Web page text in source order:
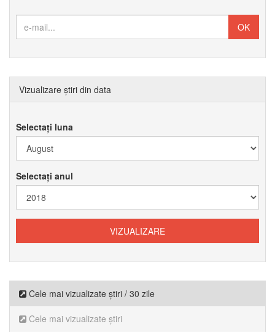
Vizualizare știri din data
Selectați luna
Selectați anul
Cele mai vizualizate știri / 30 zile
Cele mai vizualizate știri